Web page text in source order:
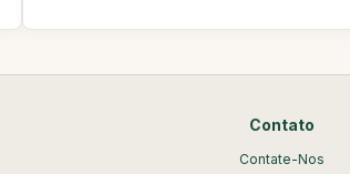
Contato
Contate-Nos